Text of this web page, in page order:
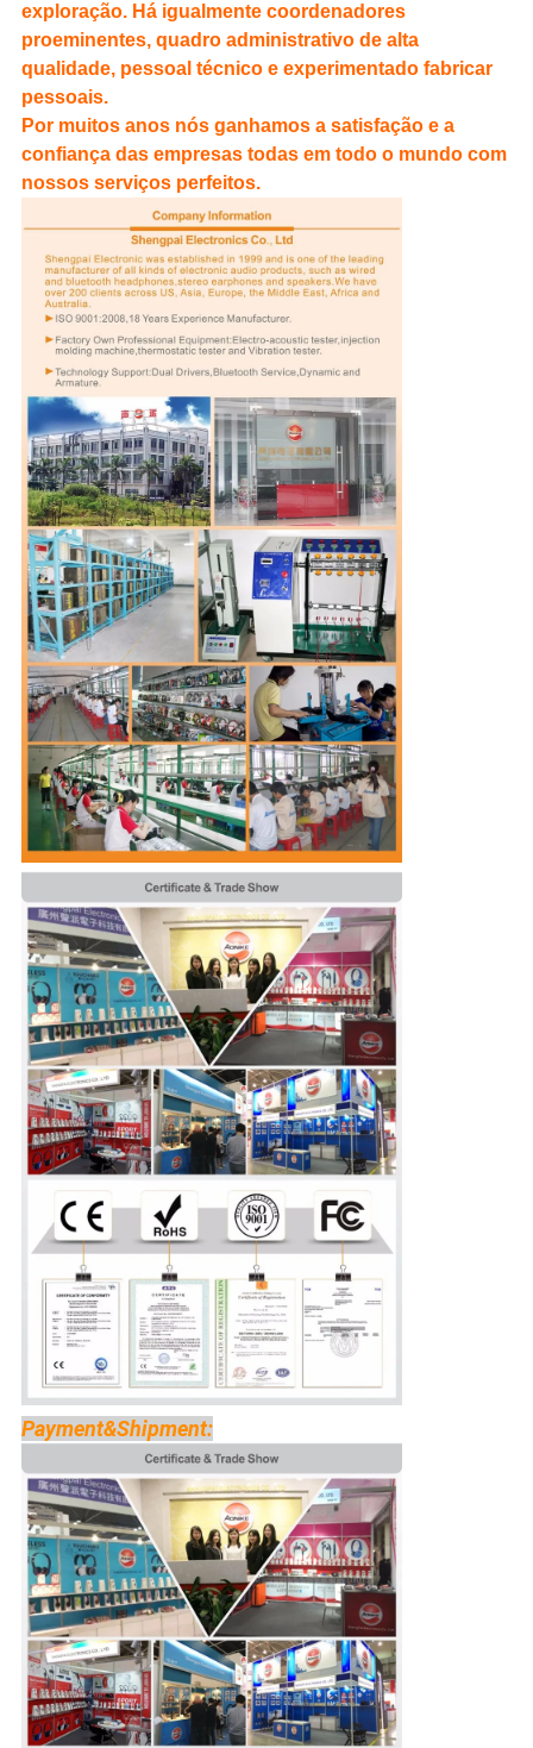
exploração. Há igualmente coordenadores
proeminentes, quadro administrativo de alta
qualidade, pessoal técnico e experimentado fabricar
pessoais.
Por muitos anos nós ganhamos a satisfação e a
confiança das empresas todas em todo o mundo com
nossos serviços perfeitos.
Payment&Shipment: